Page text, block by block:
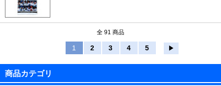
全 91 商品
1 2 3 4 5 ▶
商品カテゴリ